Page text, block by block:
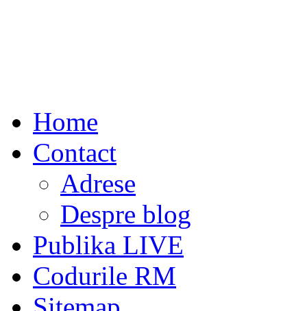
Home
Contact
Adrese
Despre blog
Publika LIVE
Codurile RM